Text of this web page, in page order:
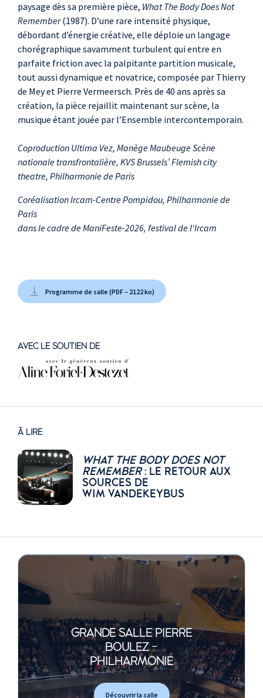
paysage dès sa première pièce, What The Body Does Not
Remember(1987). D’une rare intensité physique,
débordant d’énergie créative, elle déploie un langage
chorégraphique savamment turbulent qui entre en
parfaite friction avec la palpitante partition musicale,
tout aussi dynamique et novatrice, composée par Thierry
de Mey et Pierre Vermeersch. Près de 40 ans après sa
création, la pièce rejaillit maintenant sur scène, la
musique étant jouée par l’Ensemble intercontemporain.
Coproduction Ultima Vez, Manège Maubeuge Scène
nationale transfrontalière, KVS Brussels’ Flemish city
theatre, Philharmonie de Paris
Coréalisation Ircam-Centre Pompidou, Philharmonie de
Paris
dans le cadre de ManiFeste-2026, festival de l'Ircam
Programme de salle (PDF – 2122 ko)
AVEC LE SOUTIEN DE
À LIRE
WHAT THE BODY DOES NOT
REMEMBER : LE RETOUR AUX
SOURCES DE
WIM VANDEKEYBUS
GRANDE SALLE PIERRE
BOULEZ -
PHILHARMONIE
Découvrir la salle